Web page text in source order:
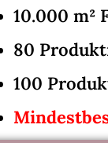
10.000 m²
80
100